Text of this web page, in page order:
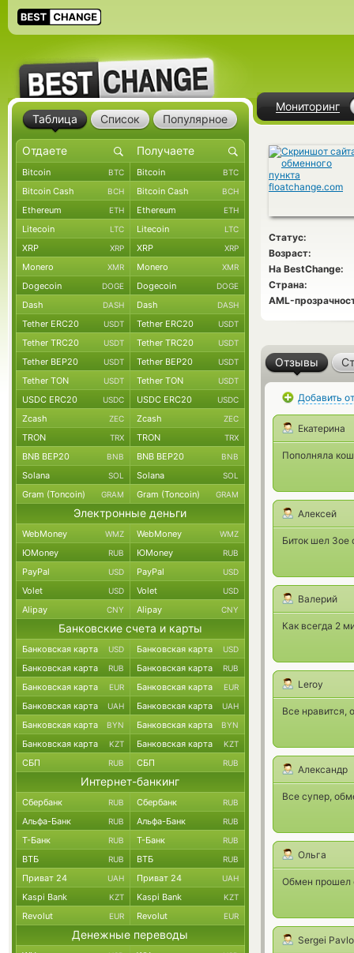
Мониторинг
Статус:
Возраст:
На BestChange:
Страна:
AML-
Отзывы
Добавить
Екатерина
Пополняла
Алексей
Биток шел 3ое
Валерий
Как всегда 2
Leroy
Все нравится,
Александр
Все супер,
Ольга
Обмен прошел
Sergei
Таблица Список Популярное
Bitcoin BTC Bitcoin BTC
Bitcoin Cash BCH Bitcoin Cash BCH
Ethereum ETH Ethereum ETH
Litecoin LTC Litecoin LTC
XRP XRP XRP XRP
Monero XMR Monero XMR
Dogecoin DOGE Dogecoin DOGE
Dash DASH Dash DASH
Tether ERC20 USDT Tether ERC20 USDT
Tether TRC20 USDT Tether TRC20 USDT
Tether BEP20 USDT Tether BEP20 USDT
Tether TON USDT Tether TON USDT
USDC ERC20 USDC USDC ERC20 USDC
Zcash ZEC Zcash ZEC
TRON TRX TRON TRX
BNB BEP20 BNB BNB BEP20 BNB
Solana SOL Solana SOL
Gram (Toncoin) GRAM Gram (Toncoin) GRAM
Электронные деньги
WebMoney WMZ WebMoney WMZ
ЮMoney RUB ЮMoney RUB
PayPal USD PayPal USD
Volet USD Volet USD
Alipay CNY Alipay CNY
Банковские счета и карты
Банковская карта USD Банковская карта USD
Банковская карта RUB Банковская карта RUB
Банковская карта EUR Банковская карта EUR
Банковская карта UAH Банковская карта UAH
Банковская карта BYN Банковская карта BYN
Банковская карта KZT Банковская карта KZT
СБП RUB СБП RUB
Интернет-банкинг
Сбербанк RUB Сбербанк RUB
Альфа-Банк RUB Альфа-Банк RUB
Т-Банк RUB Т-Банк RUB
ВТБ RUB ВТБ RUB
Приват 24 UAH Приват 24 UAH
Kaspi Bank KZT Kaspi Bank KZT
Revolut EUR Revolut EUR
Денежные переводы